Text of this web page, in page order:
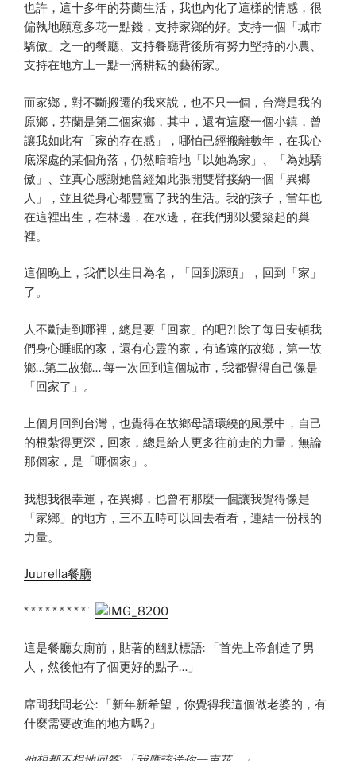
也許，這十多年的芬蘭生活，我也內化了這樣的情感，很
偏執地願意多花一點錢，支持家鄉的好。支持一個「城市
驕傲」之一的餐廳、支持餐廳背後所有努力堅持的小農、
支持在地方上一點一滴耕耘的藝術家。
而家鄉，對不斷搬遷的我來說，也不只一個，台灣是我的
原鄉，芬蘭是第二個家鄉，其中，還有這麼一個小鎮，曾
讓我如此有「家的存在感」，哪怕已經搬離數年，在我心
底深處的某個角落，仍然暗暗地「以她為家」、「為她驕
傲」、並真心感謝她曾經如此張開雙臂接納一個「異鄉
人」，並且從身心都豐富了我的生活。我的孩子，當年也
在這裡出生，在林邊，在水邊，在我們那以愛築起的巢
裡。
這個晚上，我們以生日為名，「回到源頭」，回到「家」
了。
人不斷走到哪裡，總是要「回家」的吧?! 除了每日安頓我
們身心睡眠的家，還有心靈的家，有遙遠的故鄉，第一故
鄉…第二故鄉… 每一次回到這個城市，我都覺得自己像是
「回家了」。
上個月回到台灣，也覺得在故鄉母語環繞的風景中，自己
的根紮得更深，回家，總是給人更多往前走的力量，無論
那個家，是「哪個家」。
我想我很幸運，在異鄉，也曾有那麼一個讓我覺得像是
「家鄉」的地方，三不五時可以回去看看，連結一份根的
力量。
Juurella餐廳
* * * * * * * * * *
這是餐廳女廁前，貼著的幽默標語: 「首先上帝創造了男
人，然後他有了個更好的點子…」
席間我問老公: 「新年新希望，你覺得我這個做老婆的，有
什麼需要改進的地方嗎?」